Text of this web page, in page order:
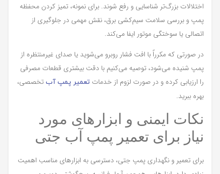
اختلالات بزرگ‌تر شناسایی و رفع شوند. برای نمونه، تمیز کردن محفظه
پمپ و بررسی سلامت سیم‌کشی برق، نقش مهمی در جلوگیری از
اتصالی یا سوختگی موتور ایفا می‌کند.
در صورتی که مکرراً با افت فشار روبرو می‌شوید یا صدای غیرمنتظره از
پمپ شنیده می‌شود، توصیه می‌کنیم با دقت بیشتری قطعات مصرفی
را ارزیابی کرده و در صورت لزوم از خدمات تعمیر پمپ آب تخصصی،
بهره ببرید.
نکات ایمنی و ابزارهای مورد
نیاز برای تعمیر پمپ آب جتی
برای تعمیر و نگهداری پمپ جتی، دسترسی به ابزارهای مناسب اهمیت